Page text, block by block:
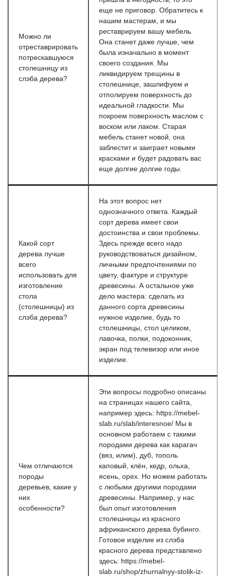
Можно ли
отреставрировать
потрескавшуюся
столешницу из
слэба дерева?
еще не приговор. Обратитесь к
нашим мастерам, и мы
реставрируем вашу мебель.
Она станет даже лучше, чем
была изначально в момент
своего создания. Мы
ликвидируем трещины в
столешнице, зашлифуем и
отполируем поверхность до
идеальной гладкости. Мы
покроем поверхность маслом с
воском или лаком. Старая
мебель станет новой, она
заблестит и заиграет новыми
красками и будет радовать вас
еще долгие долгие годы.
Какой сорт
дерева лучше
всего
использовать для
изготовление
стола
(столешницы) из
слэба дерева?
На этот вопрос нет
однозначного ответа. Каждый
сорт дерева имеет свои
достоинства и свои проблемы.
Здесь прежде всего надо
руководствоваться дизайном,
личными предпочтениями по
цвету, фактуре и структуре
древесины. А остальное уже
дело мастера: сделать из
данного сорта древесины
нужное изделие, будь то
столешницы, стол целиком,
лавочка, полки, подоконник,
экран под телевизор или иное
изделие.
Чем отличаются
породы
деревьев, какие у
них
особенности?
Эти вопросы подробно описаны
на страницах нашего сайта,
например здесь: https://mebel-
slab.ru/slab/interesnoe/ Мы в
основном работаем с такими
породами дерева как карагач
(вяз, илим), дуб, тополь
каповый, клён, кедр, ольха,
ясень, орех. Но можем работать
с любыми другими породами
древесины. Например, у нас
был опыт изготовления
столешницы из красного
африканского дерева бубинго.
Готовое изделие из слэба
красного дерева представлено
здесь: https://mebel-
slab.ru/shop/zhurnalnyy-stolik-iz-